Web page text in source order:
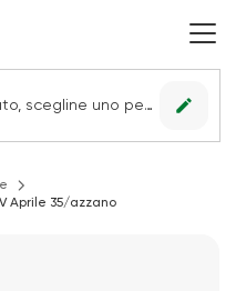
Nessun punto vendita impostato, scegline uno per vedere le offerte. edit
Aprile 35/azzano